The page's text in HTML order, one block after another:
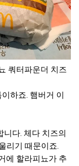
쿼터파운더 치즈
하죠. 햄버거 이
다. 체다 치즈의
리기 때문이죠.
에 할라피뇨가 추